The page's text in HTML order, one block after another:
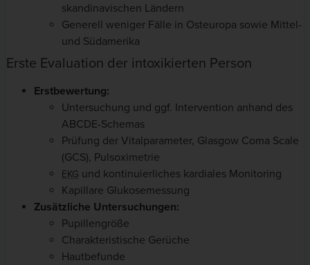
skandinavischen Ländern
Generell weniger Fälle in Osteuropa sowie Mittel-
und Südamerika
Erste Evaluation der intoxikierten Person
Erstbewertung:
Untersuchung und ggf. Intervention anhand des
ABCDE-Schemas
Prüfung der Vitalparameter, Glasgow Coma Scale
(GCS), Pulsoximetrie
EKG und kontinuierliches kardiales Monitoring
Kapillare Glukosemessung
Zusätzliche Untersuchungen:
Pupillengröße
Charakteristische Gerüche
Hautbefunde